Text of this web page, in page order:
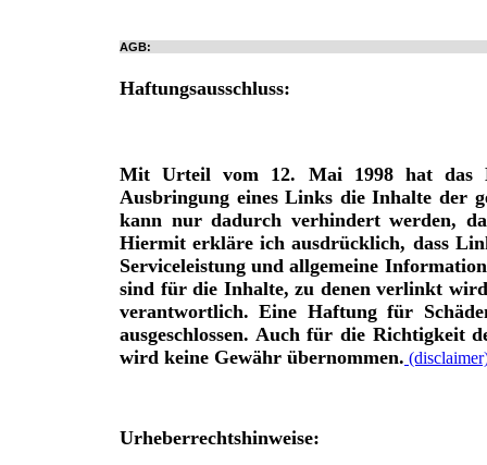
AGB:
Haftungsausschluss:
Mit Urteil vom 12. Mai 1998 hat das
Ausbringung eines Links die Inhalte der
kann nur dadurch verhindert werden,
Hiermit erkläre ich ausdrücklich, dass
Serviceleistung und allgemeine
sind für die Inhalte, zu denen verlinkt
verantwortlich. Eine Haftung für
ausgeschlossen. Auch für die Richtigkeit
wird keine Gewähr übernommen.
Urheberrechtshinweise: